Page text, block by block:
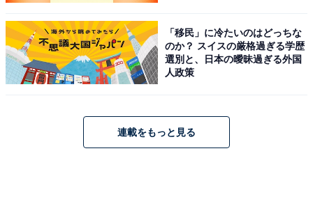
「移民」に冷たいのはどっちな
のか？ スイスの厳格過ぎる学歴
選別と、日本の曖昧過ぎる外国
人政策
連載をもっと見る